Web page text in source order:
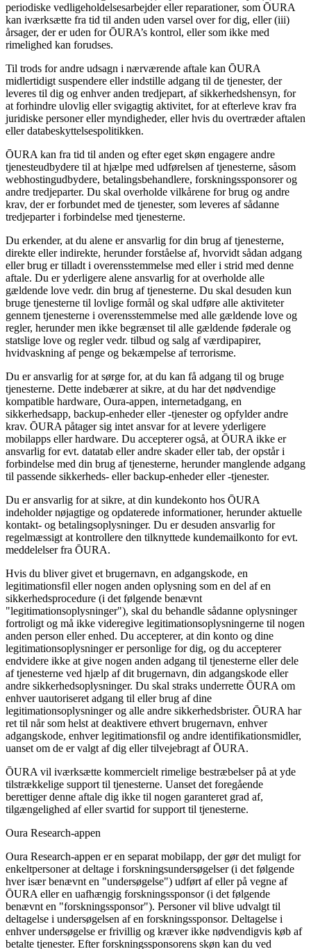
periodiske vedligeholdelsesarbejder eller reparationer, som ŌURA
kan iværksætte fra tid til anden uden varsel over for dig, eller (iii)
årsager, der er uden for ŌURA’s kontrol, eller som ikke med
rimelighed kan forudses.
Til trods for andre udsagn i nærværende aftale kan ŌURA
midlertidigt suspendere eller indstille adgang til de tjenester, der
leveres til dig og enhver anden tredjepart, af sikkerhedshensyn, for
at forhindre ulovlig eller svigagtig aktivitet, for at efterleve krav fra
juridiske personer eller myndigheder, eller hvis du overtræder aftalen
eller databeskyttelsespolitikken.
ŌURA kan fra tid til anden og efter eget skøn engagere andre
tjenesteudbydere til at hjælpe med udførelsen af tjenesterne, såsom
webhostingudbydere, betalingsbehandlere, forskningssponsorer og
andre tredjeparter. Du skal overholde vilkårene for brug og andre
krav, der er forbundet med de tjenester, som leveres af sådanne
tredjeparter i forbindelse med tjenesterne.
Du erkender, at du alene er ansvarlig for din brug af tjenesterne,
direkte eller indirekte, herunder forståelse af, hvorvidt sådan adgang
eller brug er tilladt i overensstemmelse med eller i strid med denne
aftale. Du er yderligere alene ansvarlig for at overholde alle
gældende love vedr. din brug af tjenesterne. Du skal desuden kun
bruge tjenesterne til lovlige formål og skal udføre alle aktiviteter
gennem tjenesterne i overensstemmelse med alle gældende love og
regler, herunder men ikke begrænset til alle gældende føderale og
statslige love og regler vedr. tilbud og salg af værdipapirer,
hvidvaskning af penge og bekæmpelse af terrorisme.
Du er ansvarlig for at sørge for, at du kan få adgang til og bruge
tjenesterne. Dette indebærer at sikre, at du har det nødvendige
kompatible hardware, Oura-appen, internetadgang, en
sikkerhedsapp, backup-enheder eller -tjenester og opfylder andre
krav. ŌURA påtager sig intet ansvar for at levere yderligere
mobilapps eller hardware. Du accepterer også, at ŌURA ikke er
ansvarlig for evt. datatab eller andre skader eller tab, der opstår i
forbindelse med din brug af tjenesterne, herunder manglende adgang
til passende sikkerheds- eller backup-enheder eller -tjenester.
Du er ansvarlig for at sikre, at din kundekonto hos ŌURA
indeholder nøjagtige og opdaterede informationer, herunder aktuelle
kontakt- og betalingsoplysninger. Du er desuden ansvarlig for
regelmæssigt at kontrollere den tilknyttede kundemailkonto for evt.
meddelelser fra ŌURA.
Hvis du bliver givet et brugernavn, en adgangskode, en
legitimationsfil eller nogen anden oplysning som en del af en
sikkerhedsprocedure (i det følgende benævnt
"legitimationsoplysninger"), skal du behandle sådanne oplysninger
fortroligt og må ikke videregive legitimationsoplysningerne til nogen
anden person eller enhed. Du accepterer, at din konto og dine
legitimationsoplysninger er personlige for dig, og du accepterer
endvidere ikke at give nogen anden adgang til tjenesterne eller dele
af tjenesterne ved hjælp af dit brugernavn, din adgangskode eller
andre sikkerhedsoplysninger. Du skal straks underrette ŌURA om
enhver uautoriseret adgang til eller brug af dine
legitimationsoplysninger og alle andre sikkerhedsbrister. ŌURA har
ret til når som helst at deaktivere ethvert brugernavn, enhver
adgangskode, enhver legitimationsfil og andre identifikationsmidler,
uanset om de er valgt af dig eller tilvejebragt af ŌURA.
ŌURA vil iværksætte kommercielt rimelige bestræbelser på at yde
tilstrækkelige support til tjenesterne. Uanset det foregående
berettiger denne aftale dig ikke til nogen garanteret grad af,
tilgængelighed af eller svartid for support til tjenesterne.
Oura Research-appen
Oura Research-appen er en separat mobilapp, der gør det muligt for
enkeltpersoner at deltage i forskningsundersøgelser (i det følgende
hver især benævnt en "undersøgelse") udført af eller på vegne af
ŌURA eller en uafhængig forskningssponsor (i det følgende
benævnt en "forskningssponsor"). Personer vil blive udvalgt til
deltagelse i undersøgelsen af en forskningssponsor. Deltagelse i
enhver undersøgelse er frivillig og kræver ikke nødvendigvis køb af
betalte tjenester. Efter forskningssponsorens skøn kan du ved